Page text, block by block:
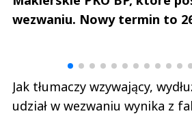
wezwaniu. Nowy termin to
Jak tłumaczy wzywający,
udział w wezwaniu wynika z